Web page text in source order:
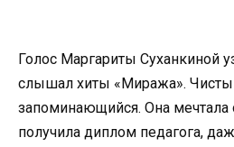
Голос Маргариты Суханкиной
слышал хиты «Миража».
запоминающийся. Она мечтала
получила диплом педагога,